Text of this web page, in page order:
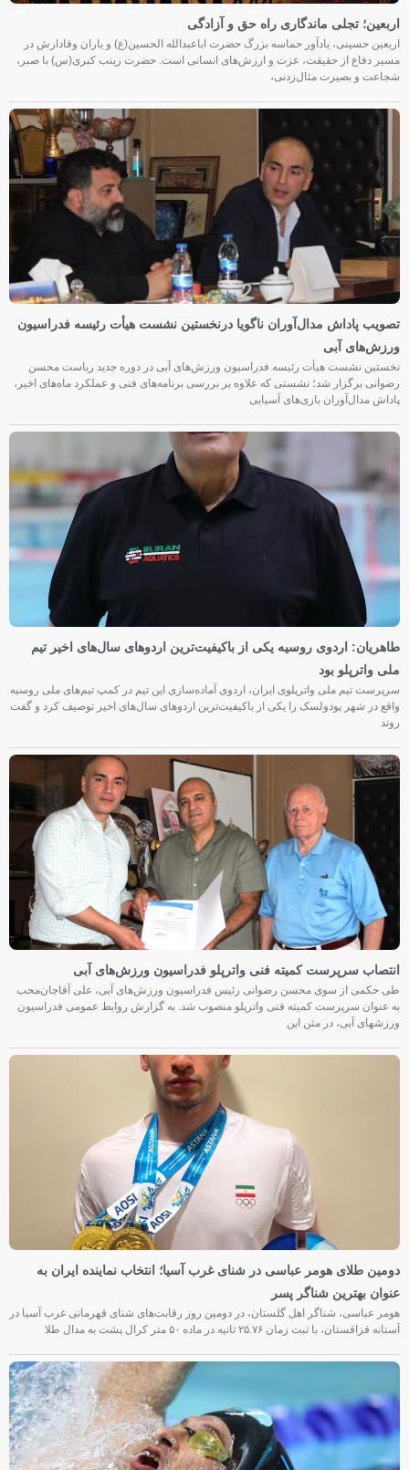
اربعین؛ تجلی ماندگاری راه حق و آزادگی
اربعین حسینی، یادآور حماسه بزرگ حضرت اباعبدالله الحسین(ع) و یاران وفادارش در
مسیر دفاع از حقیقت، عزت و ارزش‌های انسانی است. حضرت زینب کبری(س) با صبر،
شجاعت و بصیرت مثال‌زدنی،
تصویب پاداش مدال‌آوران ناگویا درنخستین نشست هیأت رئیسه فدراسیون
ورزش‌های آبی
نخستین نشست هیأت رئیسه فدراسیون ورزش‌های آبی در دوره جدید ریاست محسن
رضوانی برگزار شد؛ نشستی که علاوه بر بررسی برنامه‌های فنی و عملکرد ماه‌های اخیر،
پاداش مدال‌آوران بازی‌های آسیایی
طاهریان: اردوی روسیه یکی از باکیفیت‌ترین اردوهای سال‌های اخیر تیم
ملی واترپلو بود
سرپرست تیم ملی واترپلوی ایران، اردوی آماده‌سازی این تیم در کمپ تیم‌های ملی روسیه
واقع در شهر پودولسک را یکی از باکیفیت‌ترین اردوهای سال‌های اخیر توصیف کرد و گفت
روند
انتصاب سرپرست کمیته فنی واترپلو فدراسیون ورزش‌های آبی
طی حکمی از سوی محسن رضوانی رئیس فدراسیون ورزش‌های آبی، علی آقاجان‌محب
به عنوان سرپرست کمیته فنی واترپلو منصوب شد. به گزارش روابط عمومی فدراسیون
ورزشهای آبی، در متن این
دومین طلای هومر عباسی در شنای غرب آسیا؛ انتخاب نماینده ایران به
عنوان بهترین شناگر پسر
هومر عباسی، شناگر اهل گلستان، در دومین روز رقابت‌های شنای قهرمانی غرب آسیا در
آستانه قزاقستان، با ثبت زمان ۲۵.۷۶ ثانیه در ماده ۵۰ متر کرال پشت به مدال طلا